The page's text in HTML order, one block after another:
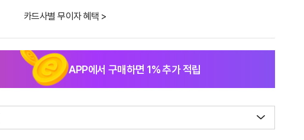
카드사별 무이자 혜택 >
APP에서 구매하면 1% 추가 적립